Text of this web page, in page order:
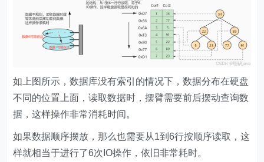
如上图所示，数据库没有索引的情况下，数据分布在硬盘
不同的位置上面，读取数据时，摆臂需要前后摆动查询数
据，这样操作非常消耗时间。
如果数据顺序摆放，那么也需要从1到6行按顺序读取，这
样就相当于进行了6次IO操作，依旧非常耗时。